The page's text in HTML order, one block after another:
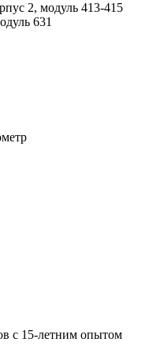
2, модуль 413-415
631
с 15-летним опытом